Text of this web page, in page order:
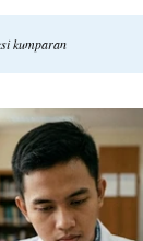
kumparan